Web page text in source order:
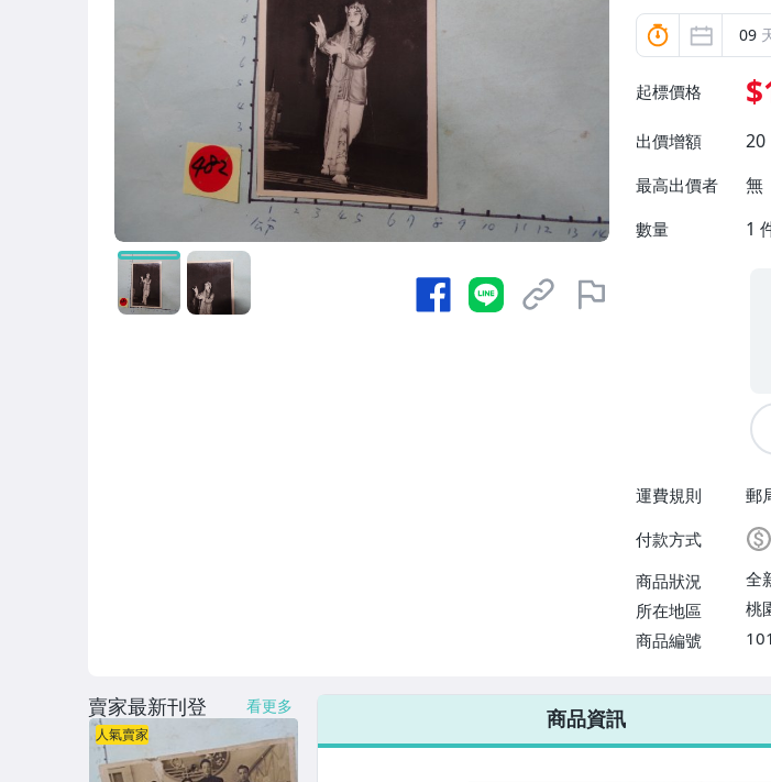
09
起標價格
出價增額 20
最高出價者 無
數量 1
運費規則
郵
付款方式
商品狀況
全
所在地區
桃
商品編號
商品資訊
賣家最新刊登 看更多
人氣賣家